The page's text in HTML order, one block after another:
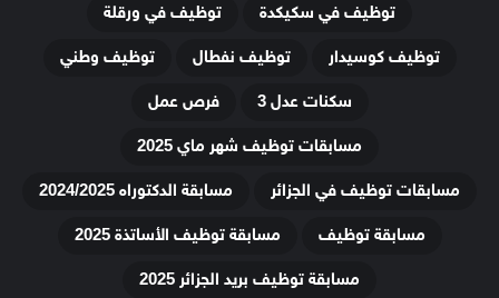
توظيف في سكيكدة
توظيف في ورقلة
توظيف كوسيدار
توظيف نفطال
توظيف وطني
سكنات عدل 3
فرص عمل
مسابقات توظيف شهر ماي 2025
مسابقات توظيف في الجزائر
مسابقة الدكتوراه 2024/2025
مسابقة توظيف
مسابقة توظيف الأساتذة 2025
مسابقة توظيف بريد الجزائر 2025